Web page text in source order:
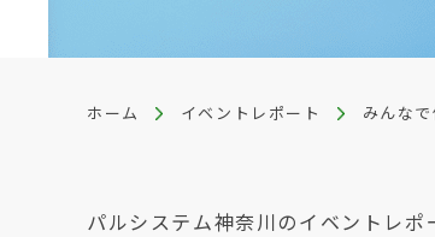
ホーム イベントレポート みんな
パルシステム神奈川のイベントレポ